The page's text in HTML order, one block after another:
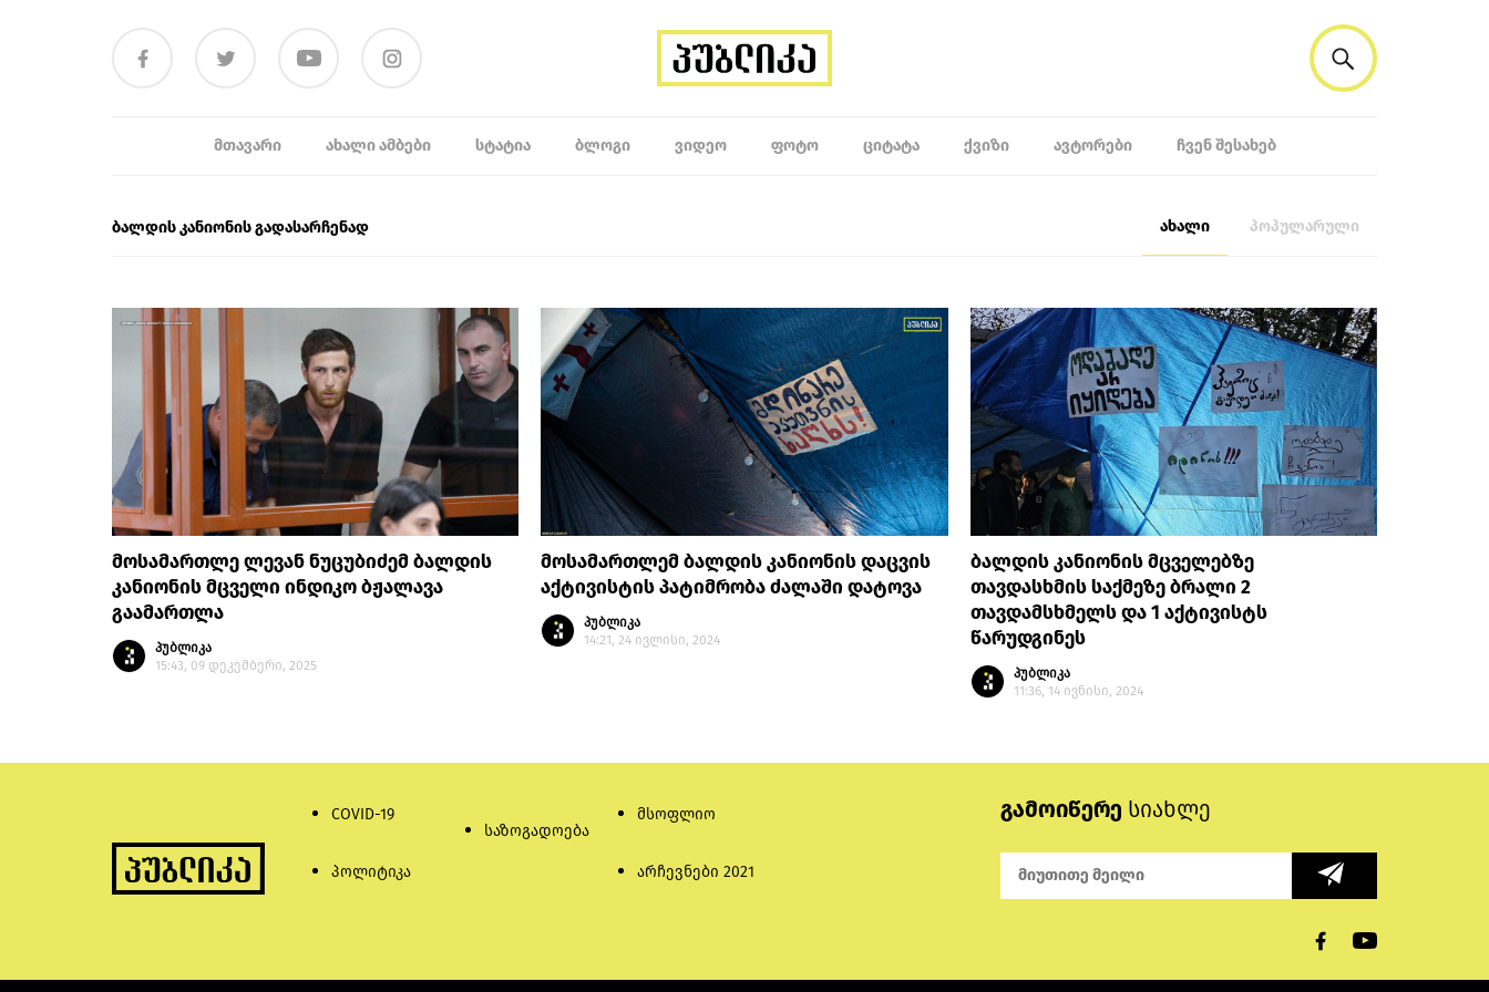
ᲛᲗᲐᲕᲐᲠᲘ ᲐᲮᲐᲚᲘ ᲐᲛᲑᲔᲑᲘ ᲡᲢᲐᲢᲘᲐ ᲑᲚᲝᲒᲘ ᲕᲘᲓᲔᲝ ᲤᲝᲢᲝ ᲪᲘᲢᲐᲢᲐ ᲥᲕᲘᲖᲘ ᲐᲕᲢᲝᲠᲔᲑᲘ ᲩᲕᲔᲜ ᲨᲔᲡᲐᲮᲔᲑ
ბალდის კანიონის გადასარჩენად ახალი პოპულარული
მოსამართლე ლევან ნუცუბიძემ ბალდის
კანიონის მცველი ინდიკო ბჟალავა
გაამართლა
პუბლიკა
15:43, 09 დეკემბერი, 2025
მოსამართლემ ბალდის კანიონის დაცვის
აქტივისტის პატიმრობა ძალაში დატოვა
პუბლიკა
14:21, 24 ივლისი, 2024
ბალდის კანიონის მცველებზე
თავდასხმის საქმეზე ბრალი 2
თავდამსხმელს და 1 აქტივისტს
წარუდგინეს
პუბლიკა
11:36, 14 ივნისი, 2024
COVID-19
პოლიტიკა
საზოგადოება
მსოფლიო
არჩევნები 2021
გამოიწერე სიახლე